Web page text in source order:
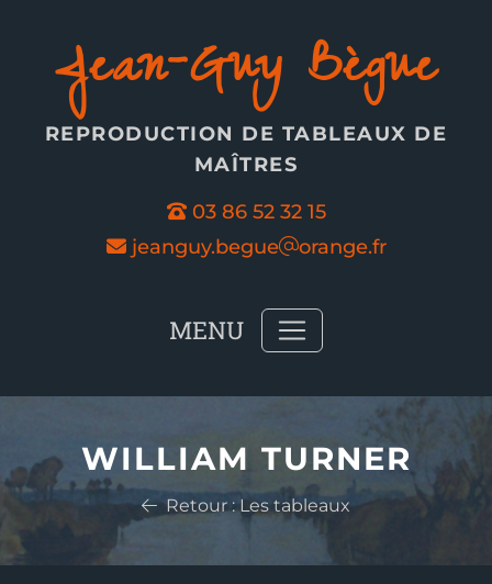
Jean-Guy Bègue
REPRODUCTION DE TABLEAUX DE
MAÎTRES
03 86 52 32 15
jeanguy.begue
orange.fr
MENU
WILLIAM TURNER
Retour : Les tableaux